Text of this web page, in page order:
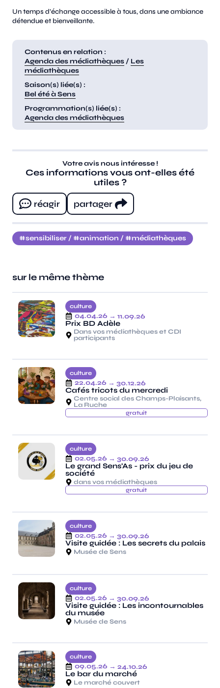
Un temps d’échange accessible à tous, dans une ambiance
détendue et bienveillante.
Contenus en relation :
Agenda des médiathèques / Les
médiathèques
Saison(s) liée(s) :
Bel été à Sens
Programmation(s) liée(s) :
Agenda des médiathèques
Votre avis nous intéresse !
Ces informations vous ont-elles été
utiles ?
réagir
partager
sensibiliser / animation / médiathèques
sur le même thème
culture
04.04.26 → 11.09.26
Prix BD Adèle
Dans vos médiathèques et CDI
participants
culture
22.04.26 → 30.12.26
Cafés tricots du mercredi
Centre social des Champs-Plaisants,
La Ruche
gratuit
culture
02.05.26 → 30.09.26
Le grand Sens'As - prix du jeu de
société
dans vos médiathèques
gratuit
culture
02.05.26 → 30.09.26
Visite guidée : Les secrets du palais
Musée de Sens
culture
02.05.26 → 30.09.26
Visite guidée : Les incontournables
du musée
Musée de Sens
culture
09.05.26 → 24.10.26
Le bar du marché
Le marché couvert